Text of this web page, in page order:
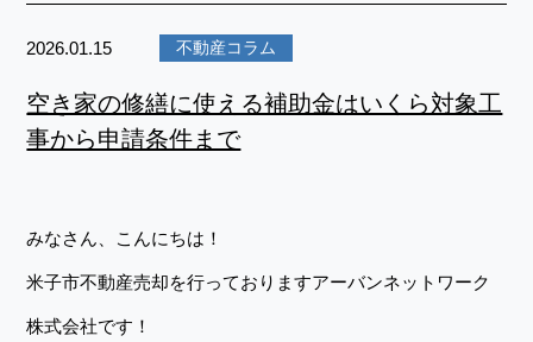
空き家の修繕に使える補助金はいくら対象工
事から申請条件まで
2026.01.15 不動産コラム
みなさん、こんにちは！
米子市不動産売却を行っておりますアーバンネットワーク
株式会社です！